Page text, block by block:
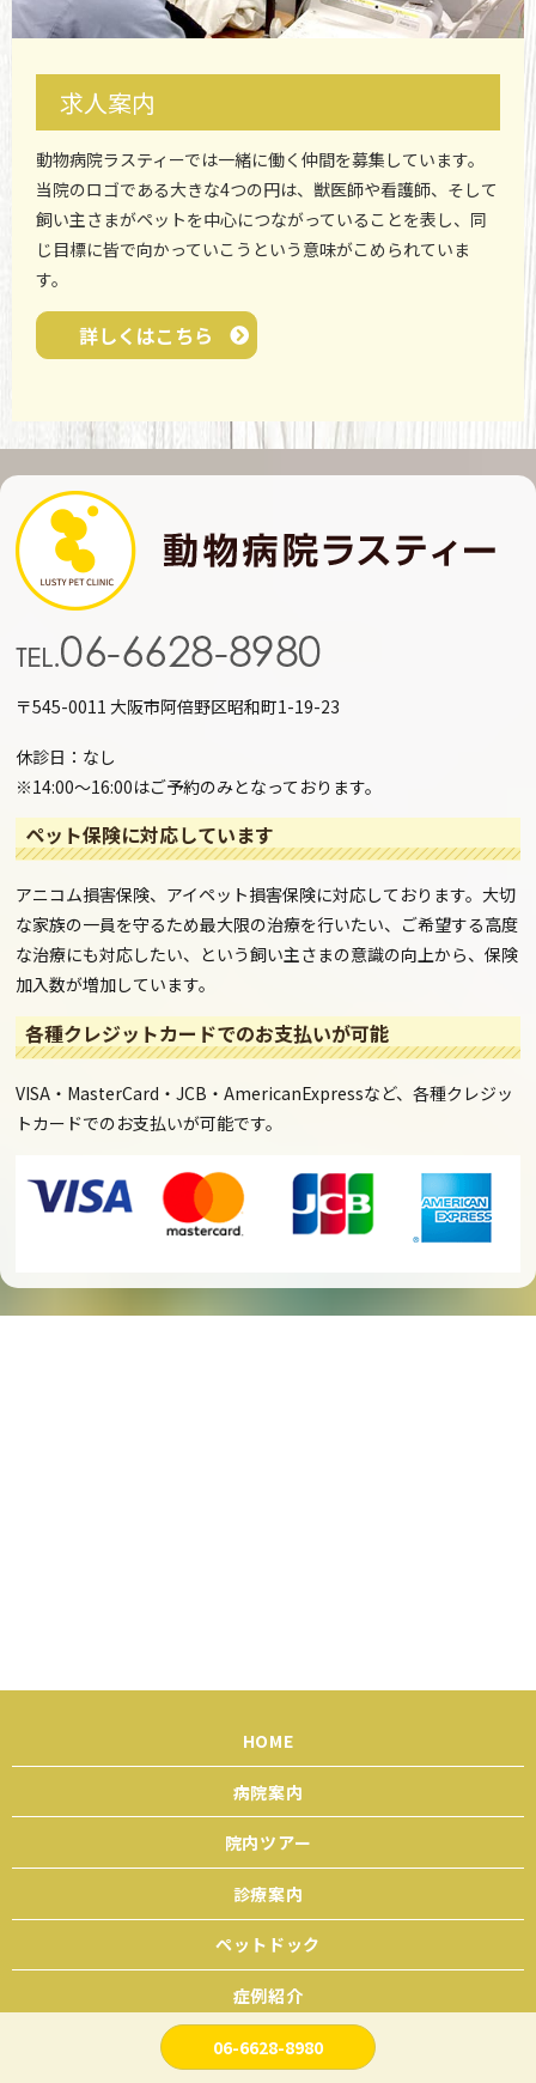
求人案内
動物病院ラスティーでは一緒に働く仲間を募集しています。
当院のロゴである大きな4つの円は、獣医師や看護師、そして
飼い主さまがペットを中心につながっていることを表し、同
じ目標に皆で向かっていこうという意味がこめられていま
す。
詳しくはこちら
〒545-0011 大阪市阿倍野区昭和町1-19-23
休診日：なし
※14:00～16:00はご予約のみとなっております。
ペット保険に対応しています
アニコム損害保険、アイペット損害保険に対応しております。大切
な家族の一員を守るため最大限の治療を行いたい、ご希望する高度
な治療にも対応したい、という飼い主さまの意識の向上から、保険
加入数が増加しています。
各種クレジットカードでのお支払いが可能
VISA・MasterCard・JCB・AmericanExpressなど、各種クレジッ
トカードでのお支払いが可能です。
HOME
病院案内
院内ツアー
診療案内
ペットドック
症例紹介
ギャラリー
06-6628-8980